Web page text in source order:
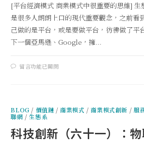
[平台經濟模式 商業模式中很重要的思維] 生
是很多人朗朗上口的現代重要觀念，之前看
己做的是平台，或是要做平台，彷彿做了平
下一個亞馬遜、Google，擁...
留言功能已關閉
BLOG / 價值鏈 /商業模式 /商業模式創新 / 服
聯網 /生態系
科技創新（六十一）：